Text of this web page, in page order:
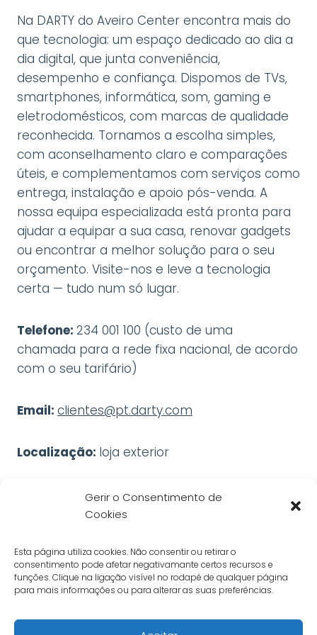
Gerir o Consentimento de
Cookies
Esta página utiliza cookies. Não consentir ou retirar o
consentimento pode afetar negativamante certos recursos e
funções. Clique na ligação visível no rodapé de qualquer página
para mais informações ou para alterar as suas preferências.
Na DARTY do Aveiro Center encontra mais do
que tecnologia: um espaço dedicado ao dia a
dia digital, que junta conveniência,
desempenho e confiança. Dispomos de TVs,
smartphones, informática, som, gaming e
eletrodomésticos, com marcas de qualidade
reconhecida. Tornamos a escolha simples,
com aconselhamento claro e comparações
úteis, e complementamos com serviços como
entrega, instalação e apoio pós-venda. A
nossa equipa especializada está pronta para
ajudar a equipar a sua casa, renovar gadgets
ou encontrar a melhor solução para o seu
orçamento. Visite-nos e leve a tecnologia
certa — tudo num só lugar.
Telefone: 234 001 100 (custo de uma
chamada para a rede fixa nacional, de acordo
com o seu tarifário)
Email: clientes@pt.darty.com
Localização: loja exterior
Livro de Reclamações Online
Política de Cookies